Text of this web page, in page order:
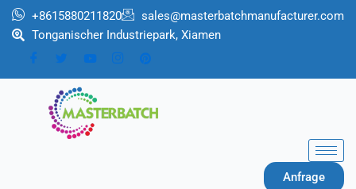
Zum
Inhalt
+8615880211820
sales@masterbatchmanufacturer.com
Tonganischer Industriepark, Xiamen
Anfrage